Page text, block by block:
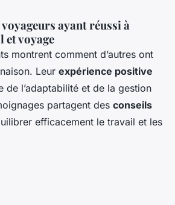
ayant réussi à
voyage
montrent comment d’autres ont
Leur expérience positive
de l’adaptabilité et de la gestion
partagent des conseils
efficacement le travail et les